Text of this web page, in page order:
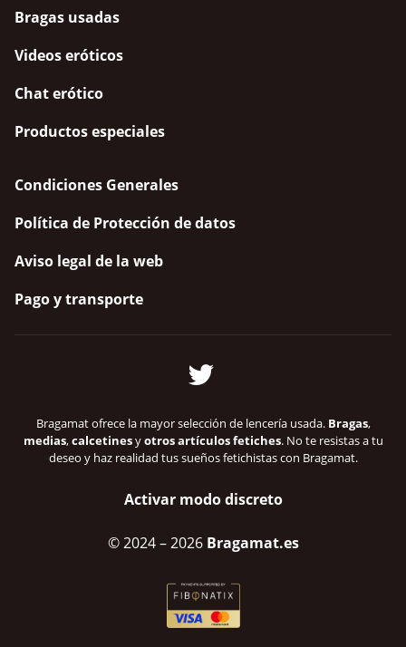
Bragas usadas
Videos eróticos
Chat erótico
Productos especiales
Condiciones Generales
Política de Protección de datos
Aviso legal de la web
Pago y transporte
Bragamat ofrece la mayor selección de lencería usada. Bragas,
medias,calcetinesyotros artículos fetiches. No te resistas a tu
deseo y haz realidad tus sueños fetichistas con Bragamat.
Activar modo discreto
© 2024– 2026 Bragamat.es